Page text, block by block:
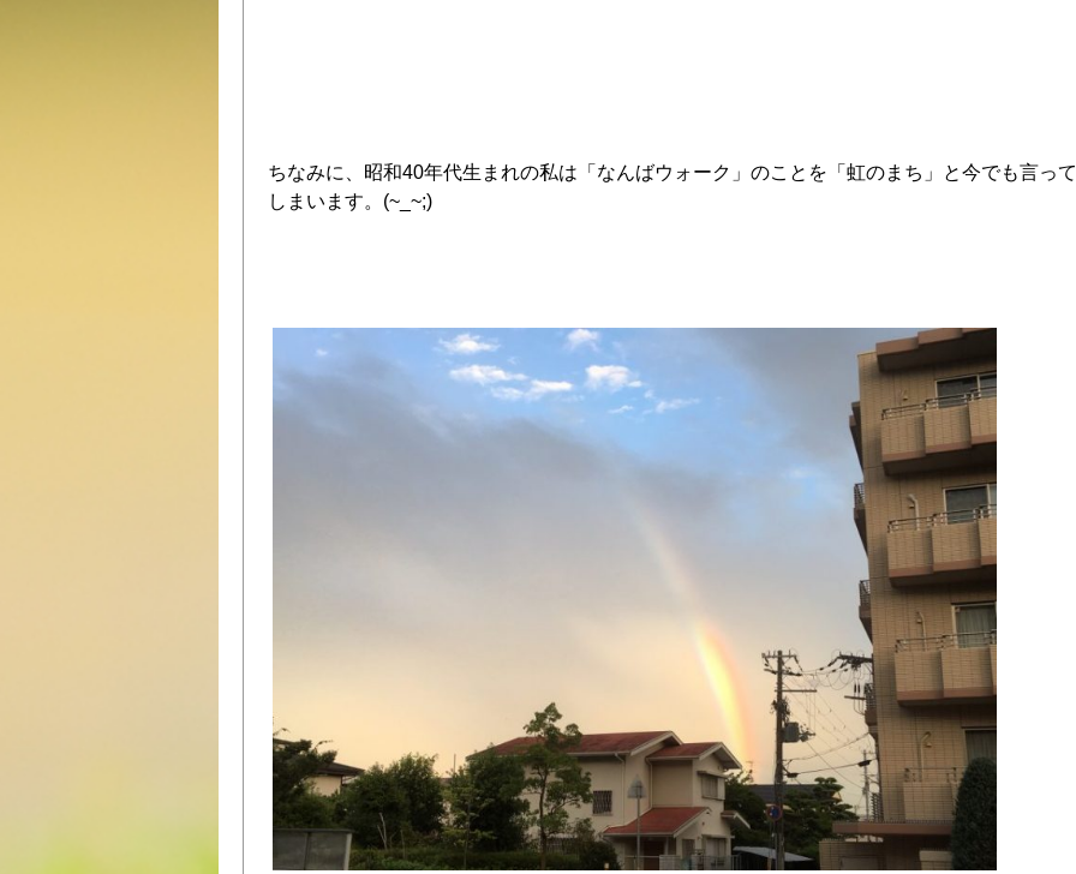
ちなみに、昭和40年代生まれの私は「なんばウォーク」のことを「虹のまち」と今でも言って
しまいます。 (~_~;)